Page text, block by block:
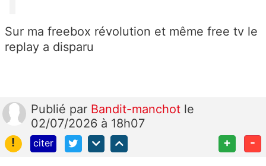
Sur ma freebox révolution et même free tv le
replay a disparu
Publié par Bandit-manchot le
02/07/2026 à 18h07
!
citer + -